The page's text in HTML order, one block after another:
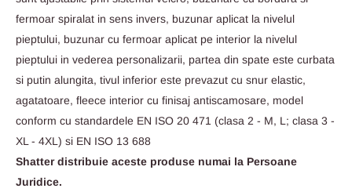
fermoar spiralat in sens invers, buzunar aplicat la nivelul
pieptului, buzunar cu fermoar aplicat pe interior la nivelul
pieptului in vederea personalizarii, partea din spate este curbata
si putin alungita, tivul inferior este prevazut cu snur elastic,
agatatoare, fleece interior cu finisaj antiscamosare, model
conform cu standardele EN ISO 20 471 (clasa 2 - M, L; clasa 3 -
XL - 4XL) si EN ISO 13 688
Shatter distribuie aceste produse numai la Persoane
Juridice.